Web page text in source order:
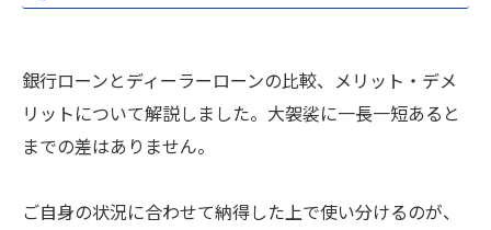
銀行ローンとディーラーローンの比較、メリット・デメ
リットについて解説しました。大袈裟に一長一短あると
までの差はありません。
ご自身の状況に合わせて納得した上で使い分けるのが、